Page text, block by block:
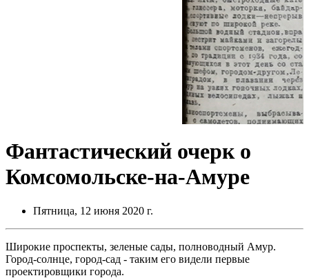
Фантастический очерк о
Комсомольске-на-Амуре
Пятница, 12 июня 2020 г.
Широкие проспекты, зеленые сады, полноводный Амур.
Город-солнце, город-сад - таким его видели первые
проектировщики города.